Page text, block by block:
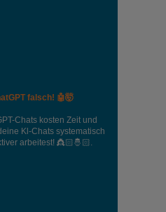
falsch! 🤖🤯
Chats kosten Zeit und
Kl-Chats systematisch
arbeitest! 👸🏻🤴🏻.